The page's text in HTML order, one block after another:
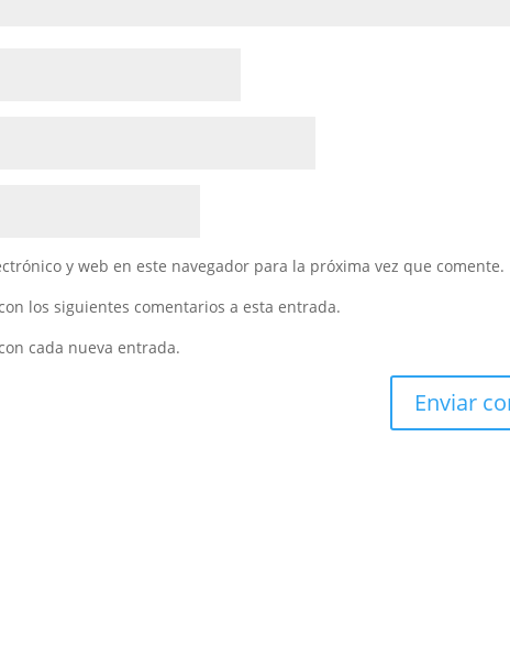
y web en este navegador para la próxima vez que comente.
los siguientes comentarios a esta entrada.
cada nueva entrada.